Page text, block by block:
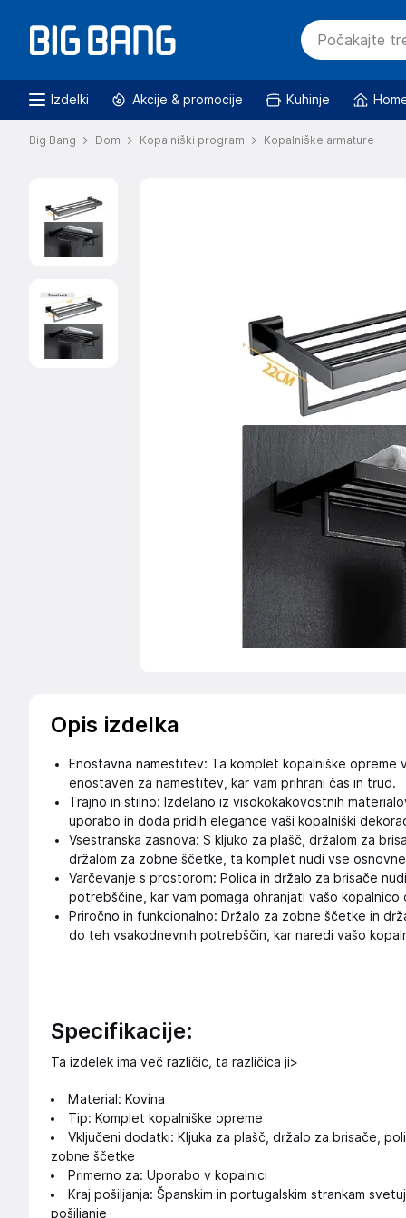
Izdelki Akcije & promocije Kuhinje
Big Bang Dom Kopalniški program Kopalniške armature
Opis izdelka
Enostavna namestitev: Ta komplet kopalniške
enostaven za namestitev, kar vam prihrani čas in trud.
Trajno in stilno: Izdelano iz visokokakovostnih
uporabo in doda pridih elegance vaši kopalniški
Vsestranska zasnova: S kljuko za plašč, držalom za
držalom za zobne ščetke, ta komplet nudi vse
Varčevanje s prostorom: Polica in držalo za brisače
potrebščine, kar vam pomaga ohranjati vašo kopalnico
Priročno in funkcionalno: Držalo za zobne ščetke in
do teh vsakodnevnih potrebščin, kar naredi vašo
Specifikacije:
Ta izdelek ima več različic, ta različica ji>
Material: Kovina
Tip: Komplet kopalniške opreme
Vključeni dodatki: Kljuka za plašč, držalo za brisače,
zobne ščetke
Primerno za: Uporabo v kopalnici
Kraj pošiljanja: Španskim in portugalskim strankam
pošiljanje